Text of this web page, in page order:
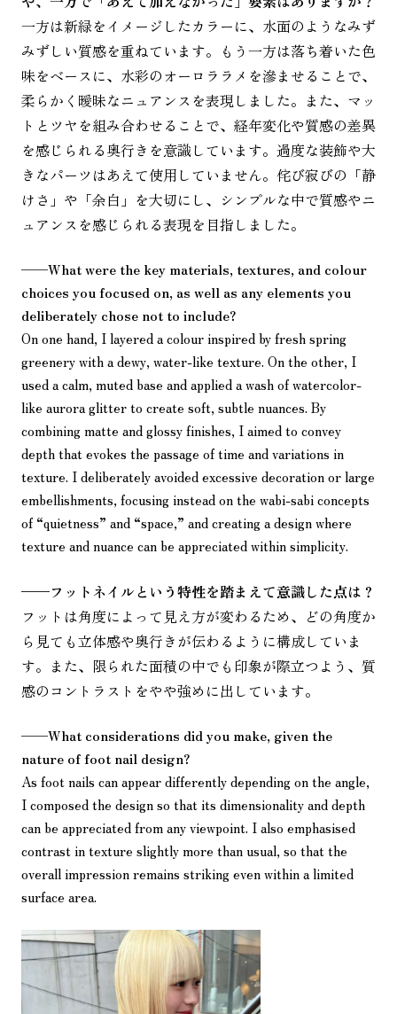
一方は新緑をイメージしたカラーに、水面のようなみず
みずしい質感を重ねています。もう一方は落ち着いた色
味をベースに、水彩のオーロララメを滲ませることで、
柔らかく曖昧なニュアンスを表現しました。また、マッ
トとツヤを組み合わせることで、経年変化や質感の差異
を感じられる奥行きを意識しています。過度な装飾や大
きなパーツはあえて使用していません。侘び寂びの「静
けさ」や「余白」を大切にし、シンプルな中で質感やニ
ュアンスを感じられる表現を目指しました。
——What were the key materials, textures, and colour
choices you focused on, as well as any elements you
deliberately chose not to include?
On one hand, I layered a colour inspired by fresh spring
greenery with a dewy, water-like texture. On the other, I
used a calm, muted base and applied a wash of watercolor-
like aurora glitter to create soft, subtle nuances. By
combining matte and glossy finishes, I aimed to convey
depth that evokes the passage of time and variations in
texture. I deliberately avoided excessive decoration or large
embellishments, focusing instead on the wabi-sabi concepts
of “quietness” and “space,” and creating a design where
texture and nuance can be appreciated within simplicity.
——フットネイルという特性を踏まえて意識した点は？
フットは角度によって見え方が変わるため、どの角度か
ら見ても立体感や奥行きが伝わるように構成していま
す。また、限られた面積の中でも印象が際立つよう、質
感のコントラストをやや強めに出しています。
——What considerations did you make, given the
nature of foot nail design?
As foot nails can appear differently depending on the angle,
I composed the design so that its dimensionality and depth
can be appreciated from any viewpoint. I also emphasised
contrast in texture slightly more than usual, so that the
overall impression remains striking even within a limited
surface area.